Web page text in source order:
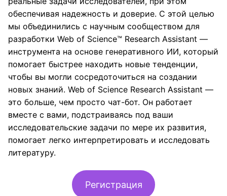
обеспечивая надежность и доверие. С этой целью
мы объединились с научным сообществом для
разработки Web of Science™ Research Assistant —
инструмента на основе генеративного ИИ, который
помогает быстрее находить новые тенденции,
чтобы вы могли сосредоточиться на создании
новых знаний. Web of Science Research Assistant —
это больше, чем просто чат-бот. Он работает
вместе с вами, подстраиваясь под ваши
исследовательские задачи по мере их развития,
помогает легко интерпретировать и исследовать
литературу.
Регистрация